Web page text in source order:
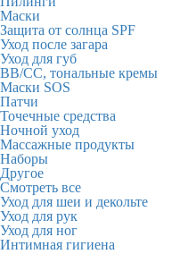
Маски
Защита от солнца SPF
Уход после загара
Уход для губ
BB/CC, тональные кремы
Маски SOS
Патчи
Точечные средства
Ночной уход
Массажные продукты
Наборы
Другое
Смотреть все
Уход для шеи и декольте
Уход для рук
Уход для ног
Интимная гигиена